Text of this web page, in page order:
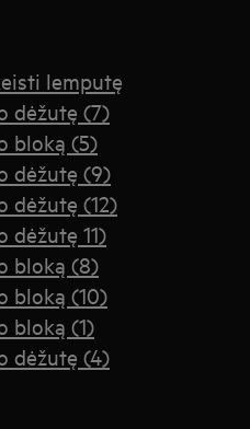
lemputę
dėžutę (7)
bloką (5)
dėžutę (9)
dėžutę (12)
dėžutę 11)
bloką (8)
bloką (10)
bloką (1)
dėžutę (4)